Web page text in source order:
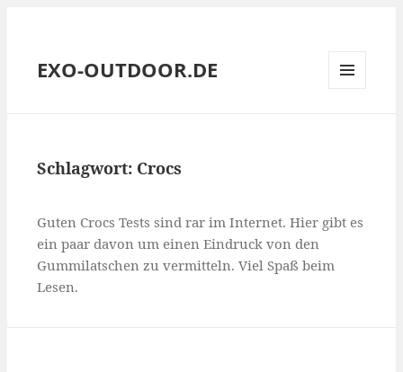
EXO-OUTDOOR.DE
Schlagwort: Crocs
Guten Crocs Tests sind rar im Internet. Hier gibt es
ein paar davon um einen Eindruck von den
Gummilatschen zu vermitteln. Viel Spaß beim
Lesen.